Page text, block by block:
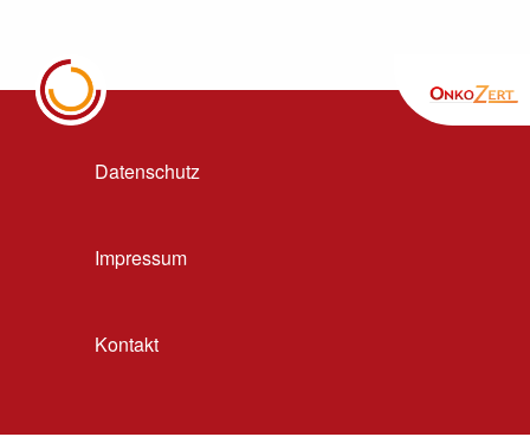
Datenschutz
Impressum
Kontakt